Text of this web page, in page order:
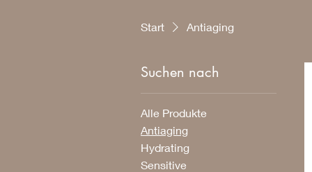
Start Antiaging
Suchen nach
Alle Produkte
Antiaging
Hydrating
Sensitive